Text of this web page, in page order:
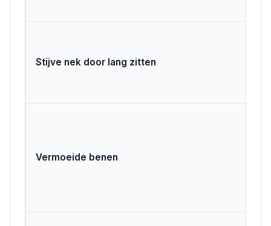
Stijve nek door lang zitten
Vermoeide benen